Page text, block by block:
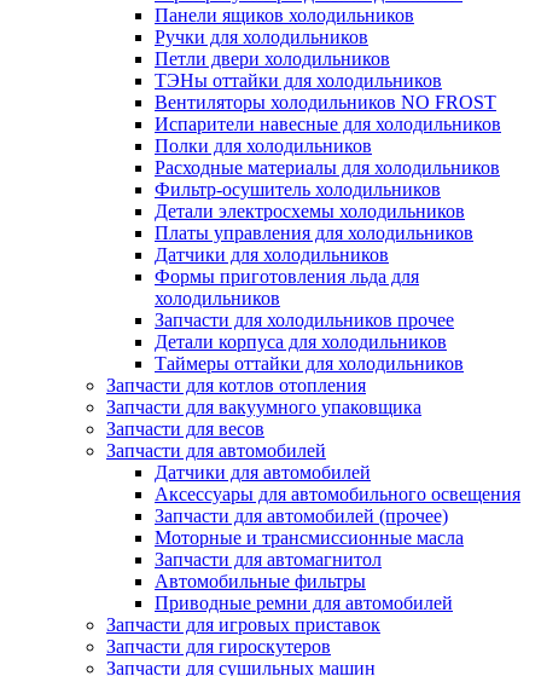
Панели ящиков холодильников
Ручки для холодильников
Петли двери холодильников
ТЭНы оттайки для холодильников
Вентиляторы холодильников NO FROST
Испарители навесные для холодильников
Полки для холодильников
Расходные материалы для холодильников
Фильтр-осушитель холодильников
Детали электросхемы холодильников
Платы управления для холодильников
Датчики для холодильников
Формы приготовления льда для
холодильников
Запчасти для холодильников прочее
Детали корпуса для холодильников
Таймеры оттайки для холодильников
Запчасти для котлов отопления
Запчасти для вакуумного упаковщика
Запчасти для весов
Запчасти для автомобилей
Датчики для автомобилей
Аксессуары для автомобильного освещения
Запчасти для автомобилей (прочее)
Моторные и трансмиссионные масла
Запчасти для автомагнитол
Автомобильные фильтры
Приводные ремни для автомобилей
Запчасти для игровых приставок
Запчасти для гироскутеров
Запчасти для сушильных машин